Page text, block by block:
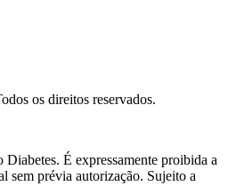
os direitos reservados.
É expressamente proibida a
sem prévia autorização. Sujeito a